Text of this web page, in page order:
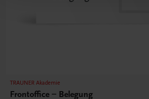
TRAUNER Akademie
Frontoffice – Belegung